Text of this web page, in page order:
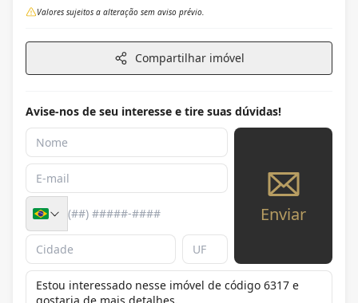
Valores sujeitos a alteração sem aviso prévio.
Compartilhar imóvel
Avise-nos de seu interesse e tire suas dúvidas!
Enviar